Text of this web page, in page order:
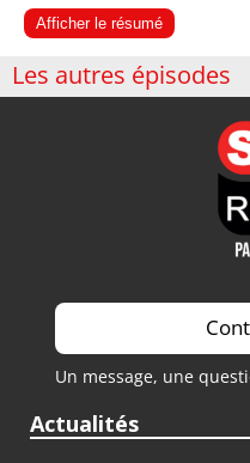
Afficher le résumé
Les autres épisodes
Un message, une
Actualités